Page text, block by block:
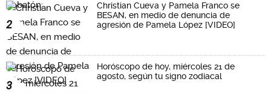
2
Christian Cueva y Pamela Franco se
BESAN, en medio de denuncia de
agresión de Pamela López [VIDEO]
3
Horóscopo de hoy, miércoles 21 de
agosto, según tu signo zodiacal